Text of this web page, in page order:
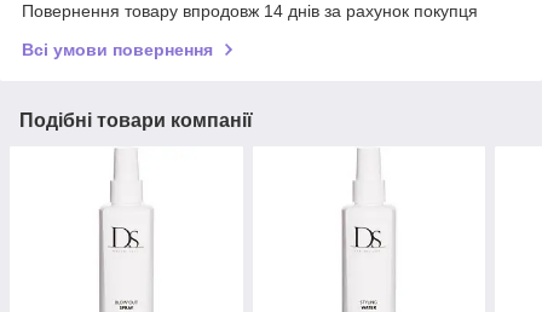
Повернення товару впродовж 14 днів за рахунок покупця
Всі умови повернення
Подібні товари компанії